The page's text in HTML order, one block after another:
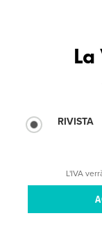
RIVISTA
L'IVA